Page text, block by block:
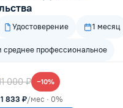
Удостоверение 1 месяц
профессиональное
000 ₽ −10%
833 ₽/мес · 0%